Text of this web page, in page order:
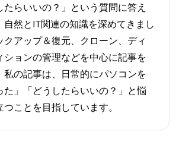
らいいの？」という質問に答え
自然とIT関連の知識を深めてきまし
クアップ＆復元、クローン、ディ
ションの管理などを中心に記事を
私の記事は、日常的にパソコンを
た」「どうしたらいいの？」と悩
ことを目指しています。